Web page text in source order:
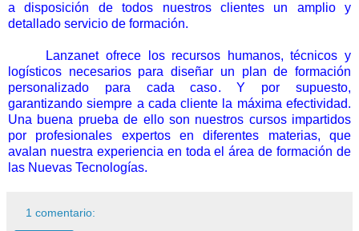
a disposición de todos nuestros clientes un amplio y
detallado servicio de formación.
Lanzanet ofrece los recursos humanos, técnicos y
logísticos necesarios para diseñar un plan de formación
personalizado para cada caso. Y por supuesto,
garantizando siempre a cada cliente la máxima efectividad.
Una buena prueba de ello son nuestros cursos impartidos
por profesionales expertos en diferentes materias, que
avalan nuestra experiencia en toda el área de formación de
las Nuevas Tecnologías.
1 comentario: